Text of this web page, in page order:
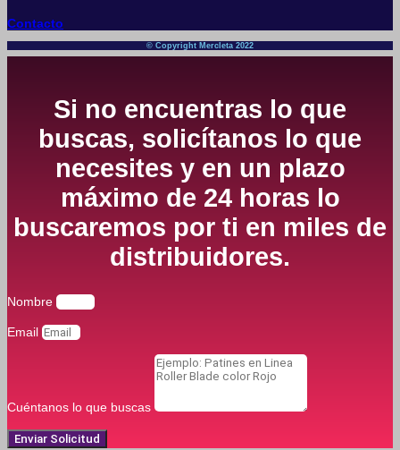
Contacto
© Copyright Mercleta 2022
Si no encuentras lo que
buscas, solicítanos lo que
necesites y en un plazo
máximo de 24 horas lo
buscaremos por ti en miles de
distribuidores.
Nombre
Email
Cuéntanos lo que buscas
Enviar Solicitud